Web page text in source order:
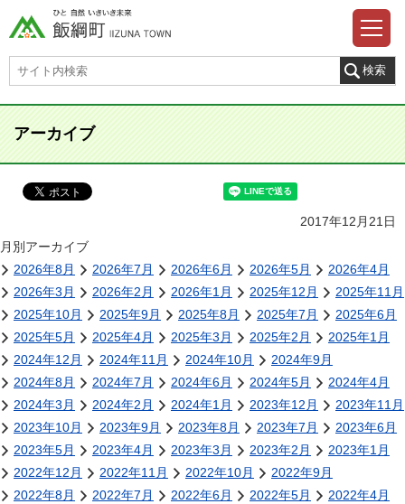
アーカイブ
2017年12月21日
月別アーカイブ
2026年8月
2026年7月 2026年6月 2026年5月
2026年4月
2026年3月
2026年2月 2026年1月 2025年12月
2025年11月
2025年10月
2025年9月 2025年8月 2025年7月
2025年6月
2025年5月
2025年4月 2025年3月 2025年2月
2025年1月
2024年12月
2024年11月 2024年10月
2024年9月
2024年8月
2024年7月 2024年6月 2024年5月
2024年4月
2024年3月
2024年2月 2024年1月 2023年12月
2023年11月
2023年10月
2023年9月 2023年8月 2023年7月
2023年6月
2023年5月
2023年4月 2023年3月 2023年2月
2023年1月
2022年12月
2022年11月 2022年10月
2022年9月
2022年8月
2022年7月 2022年6月 2022年5月
2022年4月